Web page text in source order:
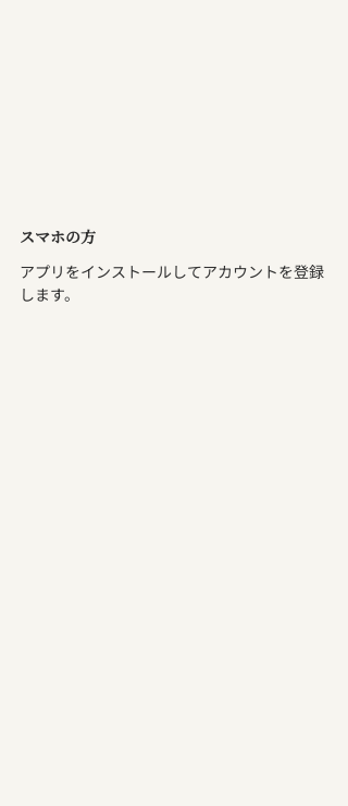
スマホの方
アプリをインストールしてアカウントを登録
します。